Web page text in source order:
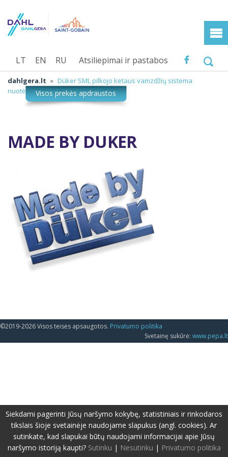
Atsiliepimai ir pastabos
LT EN RU
dahlgera.lt » Düker SML pilkojo ketaus vamzdžių sistema
nuotėkoms » MADE BY DUKER
MADE BY DUKER
©2019-2026 Visos teisės apsaugotos. Privatumo politika
Svetainę sukūrė: www.pepa.lt
Siekdami pagerinti Jūsų naršymo kokybę, statistiniais ir rinkodaros
tikslais šioje svetainėje naudojame slapukus (angl. cookies). Ar
sutinkate, kad slapukai būtų naudojami informacijai apie Jūsų
naršymo istoriją kaupti? Sutinku | Nesutinku | Privatumo politika